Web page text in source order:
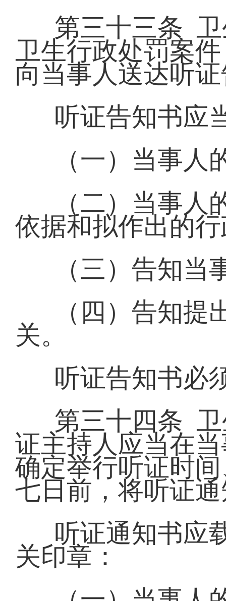
第三十三条
卫生行政处罚案
向当事人送达听
听证告知书应
（一）当事人
（二）当事
依据和拟作出的
（三）告知
（四）告知
关。
听证告知书必
第三十四条
证主持人应当在
确定举行听证时
七日前，将听证
听证通知书应
关印章：